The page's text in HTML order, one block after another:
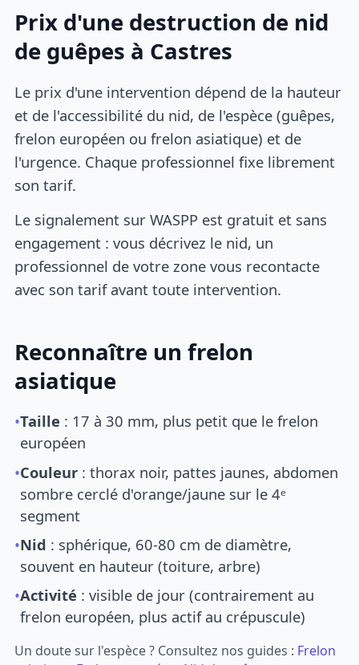
Prix d'une destruction de nid
de guêpes à Castres
Le prix d'une intervention dépend de la hauteur
et de l'accessibilité du nid, de l'espèce (guêpes,
frelon européen ou frelon asiatique) et de
l'urgence. Chaque professionnel fixe librement
son tarif.
Le signalement sur WASPP est gratuit et sans
engagement : vous décrivez le nid, un
professionnel de votre zone vous recontacte
avec son tarif avant toute intervention.
Reconnaître un frelon
asiatique
•Taille : 17 à 30 mm, plus petit que le frelon
européen
•Couleur : thorax noir, pattes jaunes, abdomen
sombre cerclé d'orange/jaune sur le 4ᵉ
segment
•Nid : sphérique, 60-80 cm de diamètre,
souvent en hauteur (toiture, arbre)
•Activité : visible de jour (contrairement au
frelon européen, plus actif au crépuscule)
Un doute sur l'espèce ? Consultez nos guides : Frelon